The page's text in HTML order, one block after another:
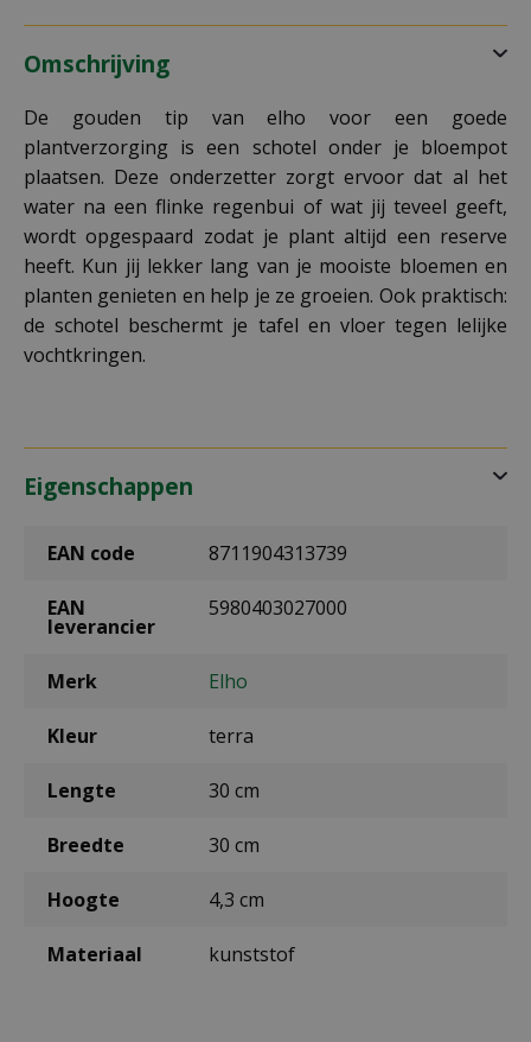
Omschrijving
De gouden tip van elho voor een goede
plantverzorging is een schotel onder je bloempot
plaatsen. Deze onderzetter zorgt ervoor dat al het
water na een flinke regenbui of wat jij teveel geeft,
wordt opgespaard zodat je plant altijd een reserve
heeft. Kun jij lekker lang van je mooiste bloemen en
planten genieten en help je ze groeien. Ook praktisch:
de schotel beschermt je tafel en vloer tegen lelijke
vochtkringen.
Eigenschappen
EAN code 8711904313739
EAN
leverancier
5980403027000
Merk Elho
Kleur terra
Lengte 30 cm
Breedte 30 cm
Hoogte 4,3 cm
Materiaal kunststof